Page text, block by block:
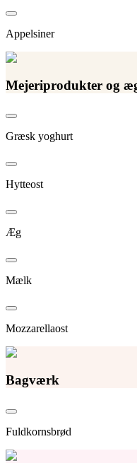
Appelsiner
Mejeriprodukter og
Græsk yoghurt
Hytteost
Æg
Mælk
Mozzarellaost
Bagværk
Fuldkornsbrød